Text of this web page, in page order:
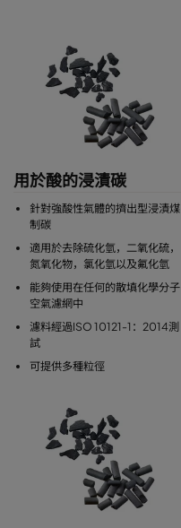
用於酸的浸漬碳
針對強酸性氣體的擠出型浸漬煤
制碳
適用於去除硫化氫，二氧化硫，
氮氧化物，氯化氫以及氟化氫
能夠使用在任何的散填化學分子
空氣濾網中
濾料經過ISO 10121-1：2014測
試
可提供多種粒徑